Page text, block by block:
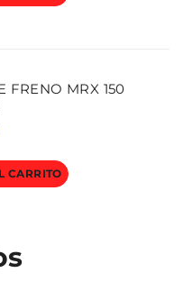
FRENO MRX 150
CARRITO